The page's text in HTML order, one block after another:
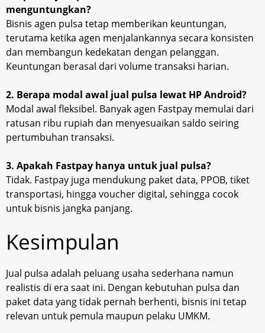
menguntungkan?
Bisnis agen pulsa tetap memberikan keuntungan,
terutama ketika agen menjalankannya secara konsisten
dan membangun kedekatan dengan pelanggan.
Keuntungan berasal dari volume transaksi harian.
2. Berapa modal awal jual pulsa lewat HP Android?
Modal awal fleksibel. Banyak agen Fastpay memulai dari
ratusan ribu rupiah dan menyesuaikan saldo seiring
pertumbuhan transaksi.
3. Apakah Fastpay hanya untuk jual pulsa?
Tidak. Fastpay juga mendukung paket data, PPOB, tiket
transportasi, hingga voucher digital, sehingga cocok
untuk bisnis jangka panjang.
Kesimpulan
Jual pulsa adalah peluang usaha sederhana namun
realistis di era saat ini. Dengan kebutuhan pulsa dan
paket data yang tidak pernah berhenti, bisnis ini tetap
relevan untuk pemula maupun pelaku UMKM.